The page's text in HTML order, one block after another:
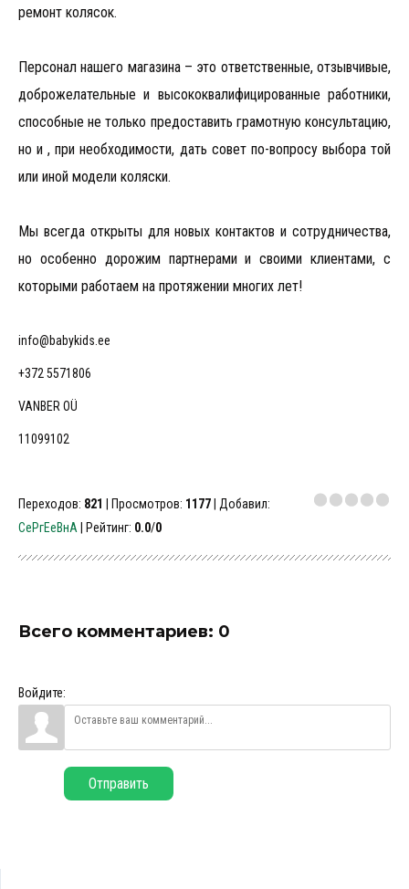
ремонт колясок.
Персонал нашего магазина – это ответственные, отзывчивые,
доброжелательные и высококвалифицированные работники,
способные не только предоставить грамотную консультацию,
но и , при необходимости, дать совет по-вопросу выбора той
или иной модели коляски.
Мы всегда открыты для новых контактов и сотрудничества,
но особенно дорожим партнерами и своими клиентами, с
которыми работаем на протяжении многих лет!
info@babykids.ee
+372 5571806
VANBER OÜ
11099102
Переходов: 821 Просмотров: 1177 Добавил:
СеРгЕеВнА
Рейтинг: 0.0/0
Всего комментариев: 0
Войдите:
Отправить